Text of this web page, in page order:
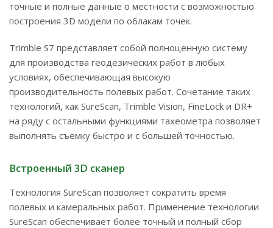
точные и полные данные о местности с возможностью
построения 3D модели по облакам точек.
Trimble S7 представляет собой полноценную систему
для производства геодезических работ в любых
условиях, обеспечивающая высокую
производительность полевых работ. Сочетание таких
технологий, как SureScan, Trimble Vision, FineLock и DR+
на ряду с остальными функциями тахеометра позволяет
выполнять съемку быстро и с большей точностью.
Встроенный 3D сканер
Технология SureScan позволяет сократить время
полевых и камеральных работ. Применение технологии
SureScan обеспечивает более точный и полный сбор